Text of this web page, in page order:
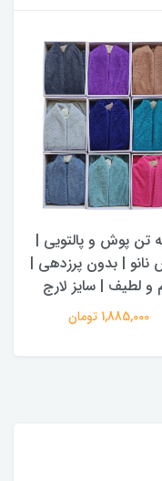
تن پوش و پالتویی |
| بدون پرزدهی |
و لطیف | سایز لارج
1,885,000 تومان